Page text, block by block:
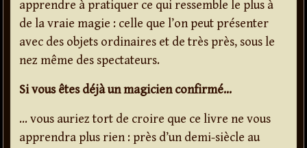
apprendre à pratiquer ce qui ressemble le plus à
de la vraie magie : celle que l’on peut présenter
avec des objets ordinaires et de très près, sous le
nez même des spectateurs.
Si vous êtes déjà un magicien confirmé…
… vous auriez tort de croire que ce livre ne vous
apprendra plus rien : près d’un demi-siècle au